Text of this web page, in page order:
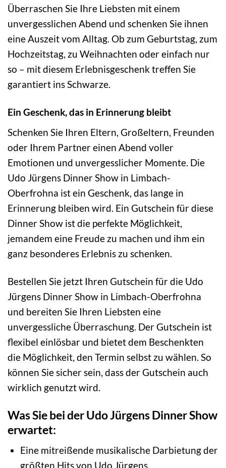
Überraschen Sie Ihre Liebsten mit einem
unvergesslichen Abend und schenken Sie ihnen
eine Auszeit vom Alltag. Ob zum Geburtstag, zum
Hochzeitstag, zu Weihnachten oder einfach nur
so – mit diesem Erlebnisgeschenk treffen Sie
garantiert ins Schwarze.
Ein Geschenk, das in Erinnerung bleibt
Schenken Sie Ihren Eltern, Großeltern, Freunden
oder Ihrem Partner einen Abend voller
Emotionen und unvergesslicher Momente. Die
Udo Jürgens Dinner Show in Limbach-
Oberfrohna ist ein Geschenk, das lange in
Erinnerung bleiben wird. Ein Gutschein für diese
Dinner Show ist die perfekte Möglichkeit,
jemandem eine Freude zu machen und ihm ein
ganz besonderes Erlebnis zu schenken.
Bestellen Sie jetzt Ihren Gutschein für die Udo
Jürgens Dinner Show in Limbach-Oberfrohna
und bereiten Sie Ihren Liebsten eine
unvergessliche Überraschung. Der Gutschein ist
flexibel einlösbar und bietet dem Beschenkten
die Möglichkeit, den Termin selbst zu wählen. So
können Sie sicher sein, dass der Gutschein auch
wirklich genutzt wird.
Was Sie bei der Udo Jürgens Dinner Show
erwartet:
Eine mitreißende musikalische Darbietung der
größten Hits von Udo Jürgens